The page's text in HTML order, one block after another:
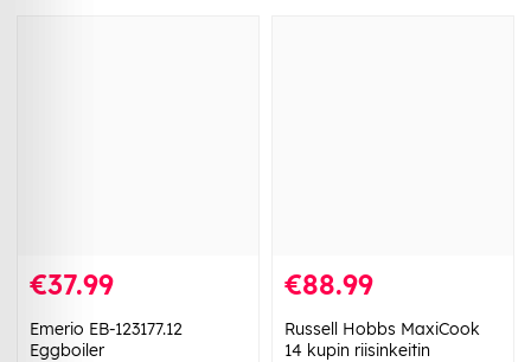
€37.99
Emerio EB-123177.12
Eggboiler
€88.99
Russell Hobbs MaxiCook
14 kupin riisinkeitin